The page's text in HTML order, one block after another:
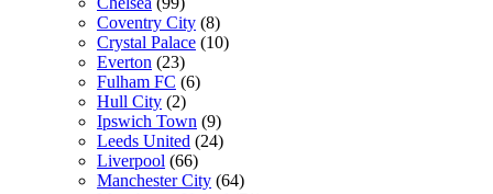
Coventry City (8)
Crystal Palace (10)
Everton (23)
Fulham FC (6)
Hull City (2)
Ipswich Town (9)
Leeds United (24)
Liverpool (66)
Manchester City (64)